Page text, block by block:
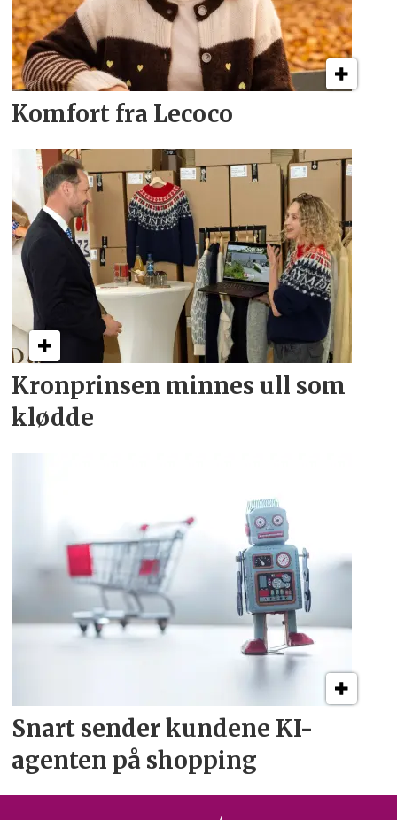
Komfort fra Lecoco
Kronprinsen minnes ull som
klødde
Snart sender kundene KI-
agenten på shopping